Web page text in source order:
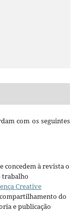
com os seguintes
concedem à revista o
trabalho
Creative
do
e publicação